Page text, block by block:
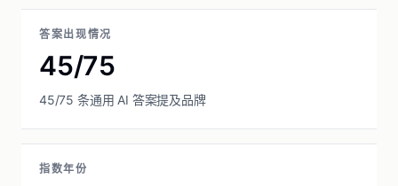
答案出现情况
45/75
45/75 条通用 AI 答案提及品牌
指数年份